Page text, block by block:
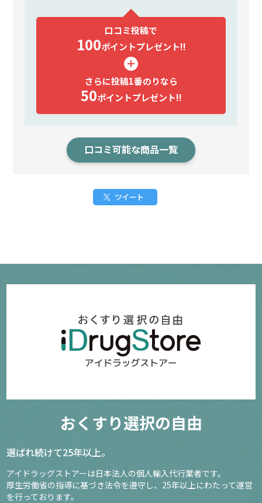
口コミ投稿で
100ポイントプレゼント!!
さらに投稿1番のりなら
50ポイントプレゼント!!
口コミ可能な商品一覧
ツイート
おくすり選択の自由
選ばれ続けて25年以上。
アイドラッグストアーは日本法人の個人輸入代行業者です。
厚生労働省の指導に基づき法令を遵守し、 25年以上にわたって運営
を行っております。